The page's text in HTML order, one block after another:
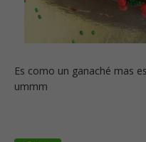
Es como un ganaché mas
ummm